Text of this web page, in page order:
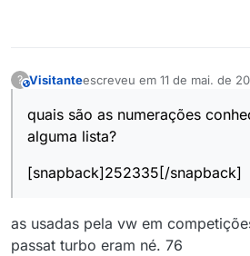
?This user is from outside of this forum
Visitanteescreveu em 11 de mai. de
última edição por
quais são as numerações
alguma lista?
[snapback]252335[/snapback]
as usadas pela vw em
passat turbo eram né. 76